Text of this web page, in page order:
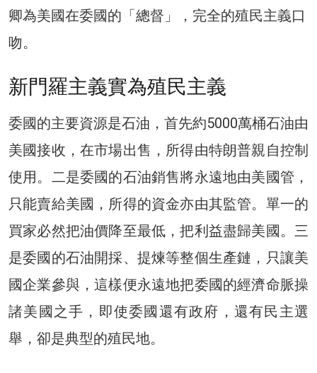
卿為美國在委國的「總督」，完全的殖民主義口
吻。
新門羅主義實為殖民主義
委國的主要資源是石油，首先約5000萬桶石油由
美國接收，在市場出售，所得由特朗普親自控制
使用。二是委國的石油銷售將永遠地由美國管，
只能賣給美國，所得的資金亦由其監管。單一的
買家必然把油價降至最低，把利益盡歸美國。三
是委國的石油開採、提煉等整個生產鏈，只讓美
國企業參與，這樣便永遠地把委國的經濟命脈操
諸美國之手，即使委國還有政府，還有民主選
舉，卻是典型的殖民地。